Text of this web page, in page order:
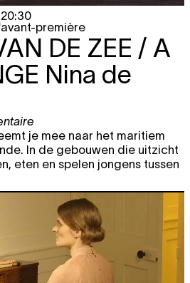
20:30
avant-première
DE ZEE / A
Nina de
je mee naar het maritiem
In de gebouwen die uitzicht
eten en spelen jongens tussen